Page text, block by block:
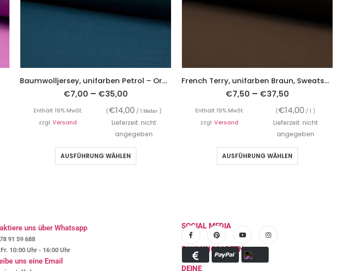
Baumwolljersey, unifarben Petrol – Organic Cotton
€7,00 – €35,00
Enthält 19% MwSt. (€14,00 / 1 Meter )
zzgl.Versand
Lieferzeit: nicht
angegeben
AUSFÜHRUNG WÄHLEN
French Terry, unifarben Braun, Sweatshirtstoff brushed
€7,50 – €37,50
Enthält 19% MwSt. (€14,00 / 1 )
zzgl.Versand
Lieferzeit: nicht
angegeben
AUSFÜHRUNG WÄHLEN
uns über Whatsapp
91 59 688
10:00 Uhr - 16:00 Uhr
uns eine Email
SOCIAL MEDIA
ZAHLUNGSARTEN
DEINE